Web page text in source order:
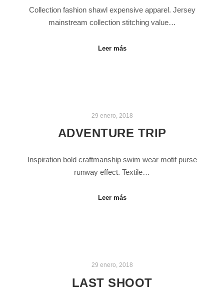
Collection fashion shawl expensive apparel. Jersey
mainstream collection stitching value…
Leer más
29 enero, 2018
ADVENTURE TRIP
Inspiration bold craftmanship swim wear motif purse
runway effect. Textile…
Leer más
29 enero, 2018
LAST SHOOT